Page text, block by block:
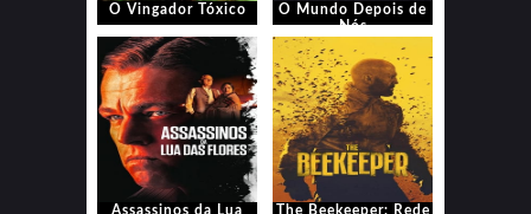
O Vingador Tóxico
O Mundo Depois de
Nós
Assassinos da Lua
The Beekeeper: Rede